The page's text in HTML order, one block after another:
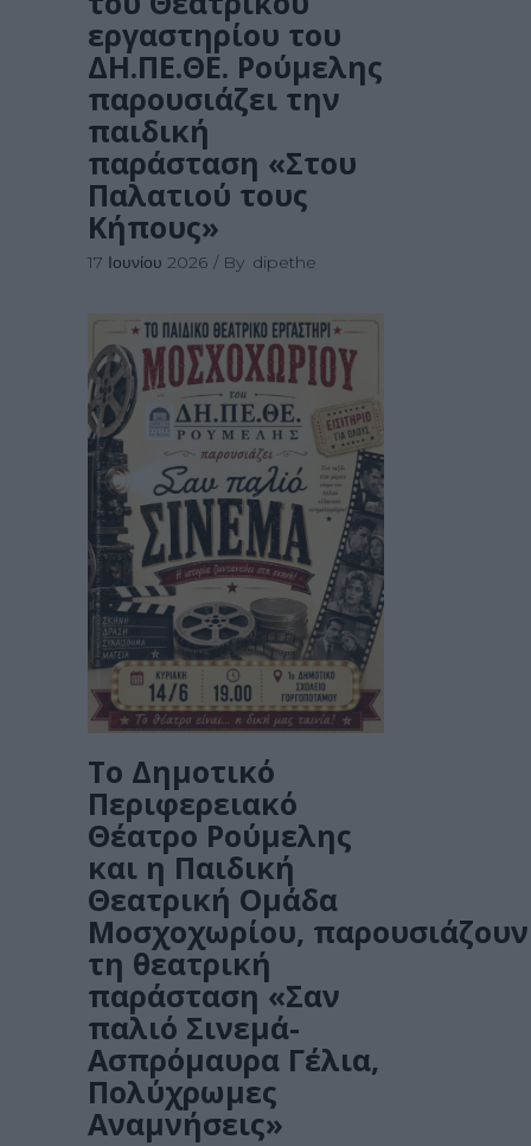
εργαστηρίου του
ΔΗ.ΠΕ.ΘΕ. Ρούμελης
παρουσιάζει την
παιδική
παράσταση «Στου
Παλατιού τους
Κήπους»
17 Ιουνίου 2026 By dipethe
Το Δημοτικό
Περιφερειακό
Θέατρο Ρούμελης
και η Παιδική
Θεατρική Ομάδα
Μοσχοχωρίου, παρουσιάζoυν
τη θεατρική
παράσταση «Σαν
παλιό Σινεμά-
Ασπρόμαυρα Γέλια,
Πολύχρωμες
Αναμνήσεις»